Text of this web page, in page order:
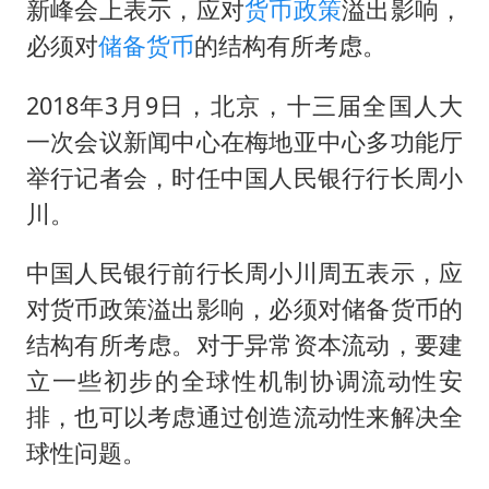
湖北公开征集涉黑涉恶线索
中方公布5项对美反制措施
男子出狱前8天被改判死缓
坚持党全面领导和党中央集中统一领导
新峰会上表示，应对货币政策溢出影响，
必须对储备货币的结构有所考虑。
2018年3月9日，北京，十三届全国人大
一次会议新闻中心在梅地亚中心多功能厅
举行记者会，时任中国人民银行行长周小
川。
中国人民银行前行长周小川周五表示，应
对货币政策溢出影响，必须对储备货币的
结构有所考虑。对于异常资本流动，要建
立一些初步的全球性机制协调流动性安
排，也可以考虑通过创造流动性来解决全
球性问题。